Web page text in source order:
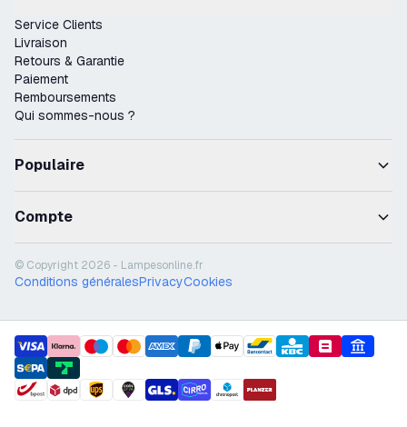
Service Clients
Livraison
Retours & Garantie
Paiement
Remboursements
Qui sommes-nous ?
Populaire
Compte
© Copyright 2026 - Lampesonline.fr
Conditions généralesPrivacyCookies
payment methods
shipment methods